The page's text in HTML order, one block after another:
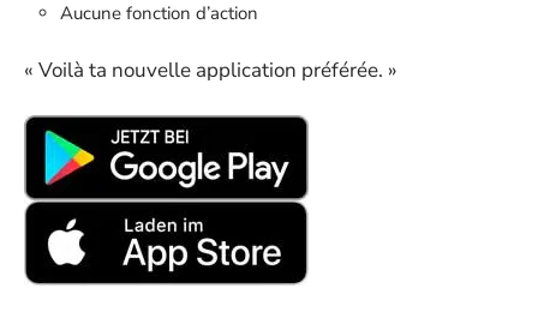
Aucune fonction d’action
« Voilà ta nouvelle application préférée. »